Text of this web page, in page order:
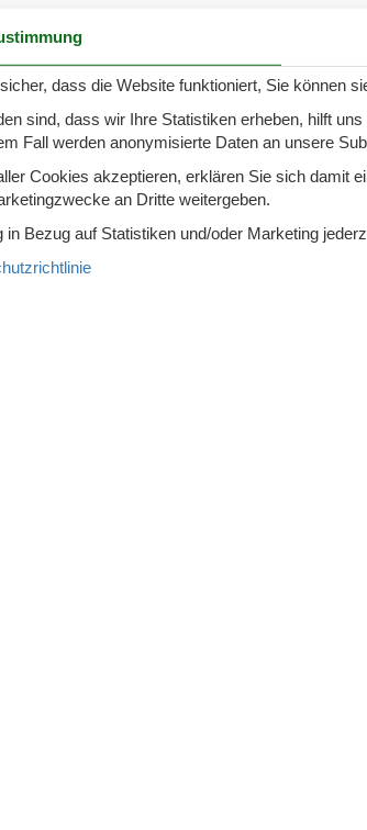
- Karlobag
Haus 135 m2 auf 2 Stockwerken.
Esszimmer, Deckenhöhe 40 - 230 cm
mit 1
und Sat-TV (Flachbildschirm). 1 Zimmer
Bett
8 Personen
1 Haustier
4 Schlafzimmer
2 Badezimmer
Wasser 80
dass die Website funktioniert, Sie können
sind, dass wir Ihre Statistiken erheben, hilft
Fall werden anonymisierte Daten an unsere
Cookies akzeptieren, erklären Sie sich damit
an Dritte weitergeben.
in Bezug auf Statistiken und/oder Marketing